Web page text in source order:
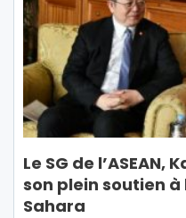
Le SG de l’ASEAN,
son plein soutien
Sahara